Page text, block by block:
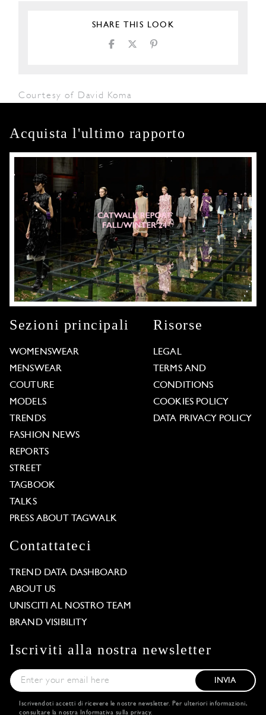
SHARE THIS LOOK
Courtesy of David Koma
Acquista l'ultimo rapporto
Sezioni principali
WOMENSWEAR
MENSWEAR
COUTURE
MODELS
TRENDS
FASHION NEWS
REPORTS
STREET
TAGBOOK
TALKS
PRESS ABOUT TAGWALK
Risorse
LEGAL
TERMS AND
CONDITIONS
COOKIES POLICY
DATA PRIVACY POLICY
Contattateci
TREND DATA DASHBOARD
ABOUT US
UNISCITI AL NOSTRO TEAM
BRAND VISIBILITY
Iscriviti alla nostra newsletter
INVIA
Iscrivendoti accetti di ricevere le nostre newsletter. Per ulteriori informazioni,
consultare la nostra Informativa sulla privacy.